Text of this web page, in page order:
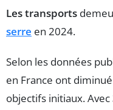
Les transports
serre en 2024.
Selon les données
en France ont
objectifs initiaux. Avec